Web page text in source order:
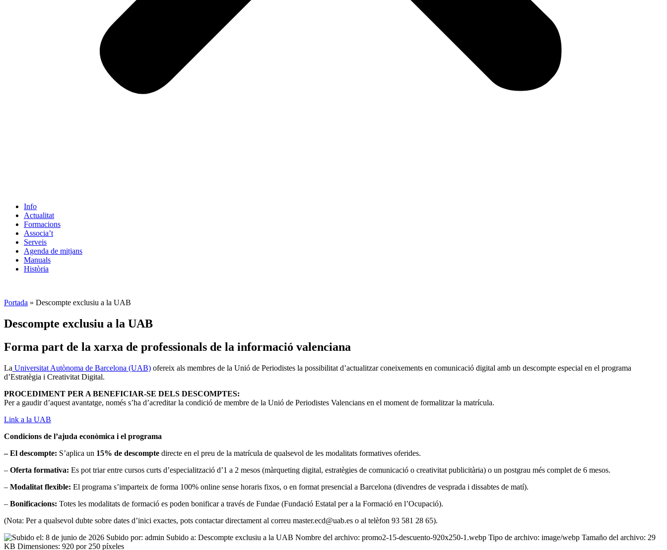
Info
Actualitat
Formacions
Associa’t
Serveis
Agenda de mitjans
Manuals
Història
Portada » Descompte exclusiu a la UAB
Descompte exclusiu a la UAB
Forma part de la xarxa de professionals de la informació valenciana
La Universitat Autònoma de Barcelona (UAB) ofereix als membres de la Unió de Periodistes la possibilitat d’actualitzar coneixements en comunicació digital amb un descompte especial en el programa
d’Estratègia i Creativitat Digital.
PROCEDIMENT PER A BENEFICIAR-SE DELS DESCOMPTES:
Per a gaudir d’aquest avantatge, només s’ha d’acreditar la condició de membre de la Unió de Periodistes Valencians en el moment de formalitzar la matrícula.
Link a la UAB
Condicions de l’ajuda econòmica i el programa
– El descompte: S’aplica un 15% de descompte directe en el preu de la matrícula de qualsevol de les modalitats formatives oferides.
– Oferta formativa: Es pot triar entre cursos curts d’especialització d’1 a 2 mesos (màrqueting digital, estratègies de comunicació o creativitat publicitària) o un postgrau més complet de 6 mesos.
– Modalitat flexible: El programa s’imparteix de forma 100% online sense horaris fixos, o en format presencial a Barcelona (divendres de vesprada i dissabtes de matí).
– Bonificacions: Totes les modalitats de formació es poden bonificar a través de Fundae (Fundació Estatal per a la Formació en l’Ocupació).
(Nota: Per a qualsevol dubte sobre dates d’inici exactes, pots contactar directament al correu master.ecd@uab.es o al telèfon 93 581 28 65).